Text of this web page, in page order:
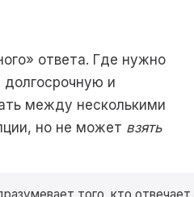
ответа. Где нужно
и
между несколькими
но не может взять